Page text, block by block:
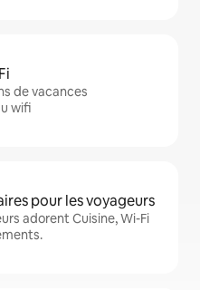
de vacances
wifi
pour les voyageurs
adorent Cuisine, Wi-Fi